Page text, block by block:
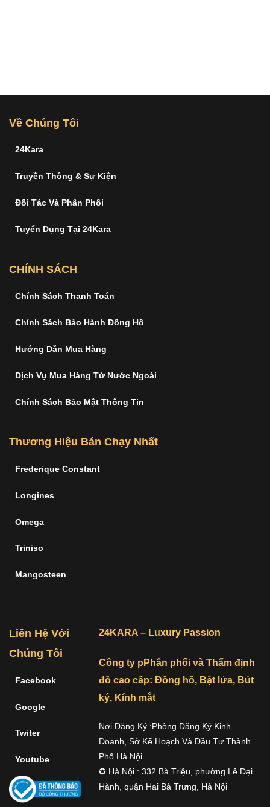
Về Chúng Tôi
24Kara
Truyền Thông & Sự Kiện
Đối Tác Và Phân Phối
Tuyển Dụng Tại 24Kara
CHÍNH SÁCH
Chính Sách Thanh Toán
Chính Sách Bảo Hành Đồng Hồ
Hướng Dẫn Mua Hàng
Dịch Vụ Mua Hàng Từ Nước Ngoài
Chính Sách Bảo Mật Thông Tin
Thương Hiệu Bán Chạy Nhất
Frederique Constant
Longines
Omega
Triniso
Mangosteen
Liên Hệ Với
Chúng Tôi
Facebook
Google
Twiter
Youtube
24KARA – Luxury Passion
Công ty pPhân phối và Thẩm định
đồ cao cấp: Đồng hồ, Bật lửa, Bút
ký, Kính mắt
Nơi Đăng Ký :Phòng Đăng Ký Kinh
Doanh, Sở Kế Hoạch Và Đầu Tư Thành
Phố Hà Nội
✪ Hà Nội : 332 Bà Triệu, phường Lê Đại
Hành, quận Hai Bà Trưng, Hà Nội